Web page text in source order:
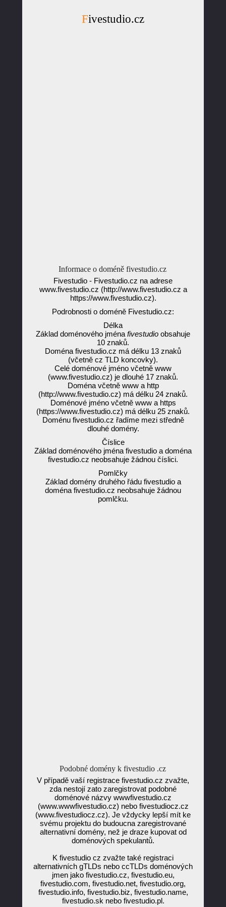
Fivestudio.cz
Informace o doméně fivestudio.cz
Fivestudio - Fivestudio.cz na adrese
www.fivestudio.cz (http://www.fivestudio.cz a
https://www.fivestudio.cz).
Podrobnosti o doméně Fivestudio.cz:
Délka
Základ doménového jména fivestudio obsahuje
10 znaků.
Doména fivestudio.cz má délku 13 znaků
(včetně cz TLD koncovky).
Celé doménové jméno včetně www
(www.fivestudio.cz) je dlouhé 17 znaků.
Doména včetně www a http
(http://www.fivestudio.cz) má délku 24 znaků.
Doménové jméno včetně www a https
(https://www.fivestudio.cz) má délku 25 znaků.
Doménu fivestudio.cz řadíme mezi středně
dlouhé domény.
Číslice
Základ doménového jména fivestudio a doména
fivestudio.cz neobsahuje žádnou číslici.
Pomlčky
Základ domény druhého řádu fivestudio a
doména fivestudio.cz neobsahuje žádnou
pomlčku.
Podobné domény k fivestudio .cz
V případě vaší registrace fivestudio.cz zvažte,
zda nestojí zato zaregistrovat podobné
doménové názvy wwwfivestudio.cz
(www.wwwfivestudio.cz) nebo fivestudiocz.cz
(www.fivestudiocz.cz). Je vždycky lepší mít ke
svému projektu do budoucna zaregistrované
alternativní domény, než je draze kupovat od
doménových spekulantů.
K fivestudio cz zvažte také registraci
alternativních gTLDs nebo ccTLDs doménových
jmen jako fivestudio.cz, fivestudio.eu,
fivestudio.com, fivestudio.net, fivestudio.org,
fivestudio.info, fivestudio.biz, fivestudio.name,
fivestudio.sk nebo fivestudio.pl.